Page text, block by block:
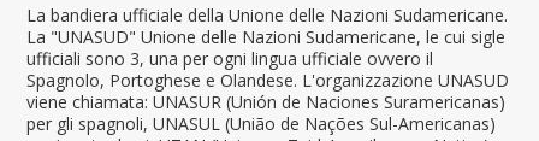
La bandiera ufficiale della Unione delle Nazioni Sudamericane.
La "UNASUD" Unione delle Nazioni Sudamericane, le cui sigle
ufficiali sono 3, una per ogni lingua ufficiale ovvero il
Spagnolo, Portoghese e Olandese. L'organizzazione UNASUD
viene chiamata: UNASUR (Unión de Naciones Suramericanas)
per gli spagnoli, UNASUL (União de Nações Sul-Americanas)